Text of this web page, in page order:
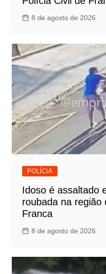
8 de agosto de 2026
POLÍCIA
Idoso é assaltado
roubada na região
Franca
8 de agosto de 2026